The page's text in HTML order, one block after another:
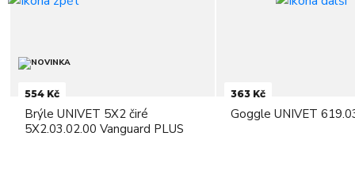
554 Kč
Brýle UNIVET 5X2 čiré
5X2.03.02.00 Vanguard PLUS
363 Kč
Goggle UNIVET